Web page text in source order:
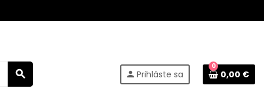
search person Prihláste sa
0
0,00 €